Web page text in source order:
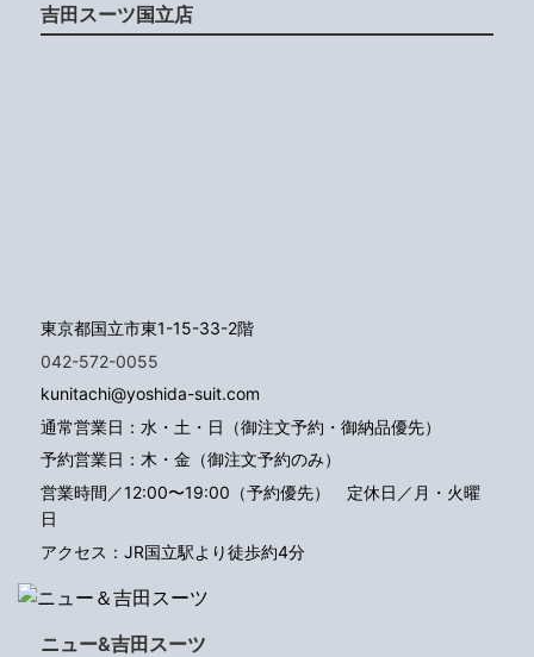
吉田スーツ国立店
東京都国立市東1-15-33-2階
042-572-0055
kunitachi@yoshida-suit.com
通常営業日：水・土・日（御注文予約・御納品優先）
予約営業日：木・金（御注文予約のみ）
営業時間／12:00〜19:00（予約優先） 定休日／月・火曜
日
アクセス：JR国立駅より徒歩約4分
ニュー&吉田スーツ